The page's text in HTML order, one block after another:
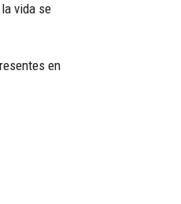
vida se
en